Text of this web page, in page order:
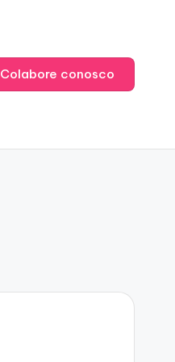
Colabore conosco